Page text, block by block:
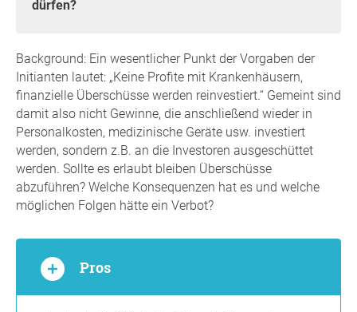
dürfen?
Background: Ein wesentlicher Punkt der Vorgaben der
Initianten lautet: „Keine Profite mit Krankenhäusern,
finanzielle Überschüsse werden reinvestiert.“ Gemeint sind
damit also nicht Gewinne, die anschließend wieder in
Personalkosten, medizinische Geräte usw. investiert
werden, sondern z.B. an die Investoren ausgeschüttet
werden. Sollte es erlaubt bleiben Überschüsse
abzuführen? Welche Konsequenzen hat es und welche
möglichen Folgen hätte ein Verbot?
Pros